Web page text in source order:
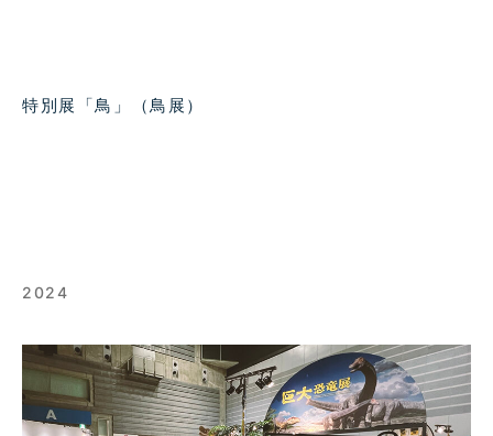
特別展「鳥」（鳥展）
2024